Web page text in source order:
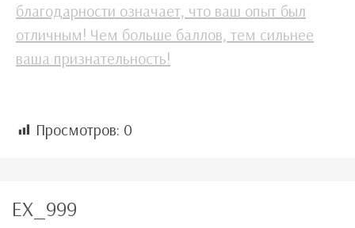
благодарности означает, что ваш опыт был
отличным! Чем больше баллов, тем сильнее
ваша признательность!
Просмотров: 0
EX_999